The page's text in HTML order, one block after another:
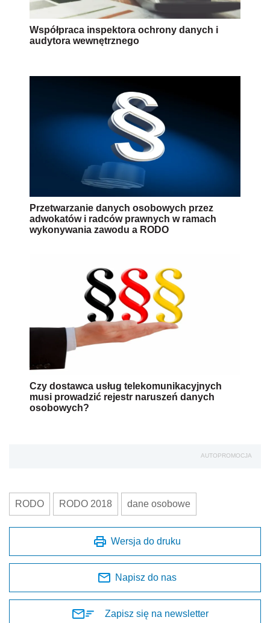
Współpraca inspektora ochrony danych i
audytora wewnętrznego
Przetwarzanie danych osobowych przez
adwokatów i radców prawnych w ramach
wykonywania zawodu a RODO
Czy dostawca usług telekomunikacyjnych
musi prowadzić rejestr naruszeń danych
osobowych?
AUTOPROMOCJA
RODO RODO 2018 dane osobowe
Wersja do druku
Napisz do nas
Zapisz się na newsletter